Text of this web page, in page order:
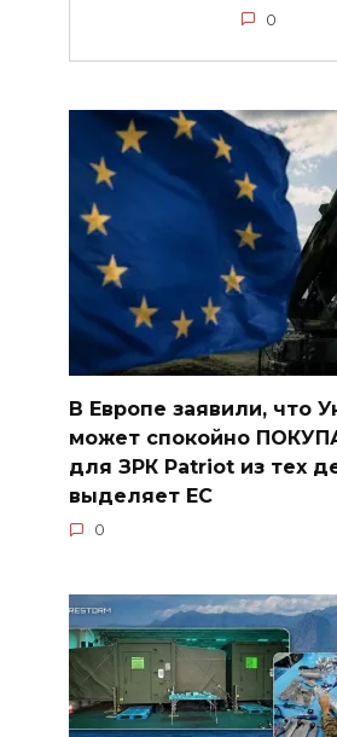
0
В Европе заявили, что
может спокойно
для ЗРК Patriot из тех
выделяет ЕС
0